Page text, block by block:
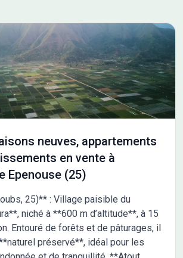
neuves, appartements
en vente à
Epenouse (25)
25)** : Village paisible du
niché à **600 m d’altitude**, à 15
Entouré de forêts et de pâturages, il
préservé**, idéal pour les